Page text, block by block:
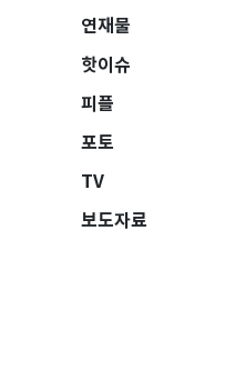
연재물
핫이슈
피플
포토
TV
보도자료